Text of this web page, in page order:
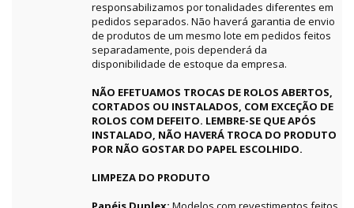
responsabilizamos por tonalidades diferentes em
pedidos separados. Não haverá garantia de envio
de produtos de um mesmo lote em pedidos feitos
separadamente, pois dependerá da
disponibilidade de estoque da empresa.
NÃO EFETUAMOS TROCAS DE ROLOS ABERTOS,
CORTADOS OU INSTALADOS, COM EXCEÇÃO DE
ROLOS COM DEFEITO. LEMBRE-SE QUE APÓS
INSTALADO, NÃO HAVERÁ TROCA DO PRODUTO
POR NÃO GOSTAR DO PAPEL ESCOLHIDO.
LIMPEZA DO PRODUTO